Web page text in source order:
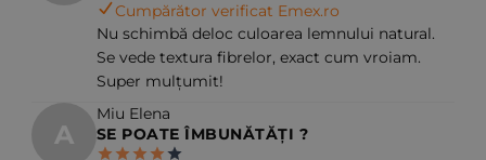
Cumpărător verificat Emex.ro
Nu schimbă deloc culoarea lemnului natural.
Se vede textura fibrelor, exact cum vroiam.
Super mulțumit!
A
Miu Elena
SE POATE ÎMBUNĂTĂȚI ?